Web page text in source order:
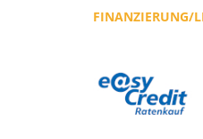
FINANZIERUNG/